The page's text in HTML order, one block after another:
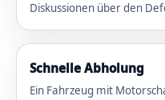
Diskussionen über den
Schnelle Abholung
Ein Fahrzeug mit